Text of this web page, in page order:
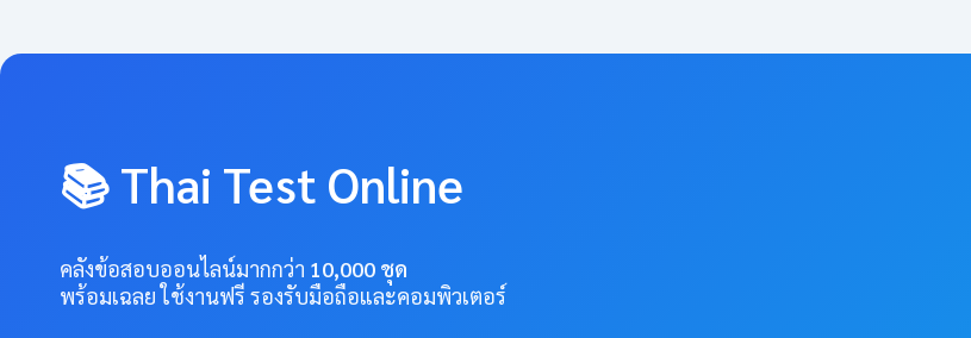
📚 Thai Test Online
คลังข้อสอบออนไลน์มากกว่า 10,000 ชุด
พร้อมเฉลย ใช้งานฟรี รองรับมือถือและคอมพิวเตอร์